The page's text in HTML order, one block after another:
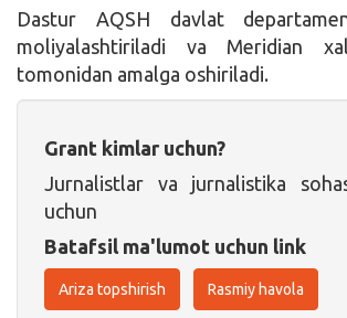
Dastur AQSH davlat
moliyalashtiriladi va Meridian
tomonidan amalga oshiriladi.
Grant kimlar uchun?
Jurnalistlar va jurnalistika
uchun
Batafsil ma'lumot uchun link
Ariza topshirish Rasmiy havola